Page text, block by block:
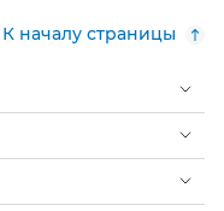
К началу страницы